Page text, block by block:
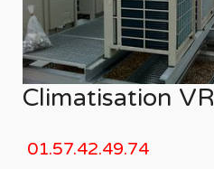
Climatisation
01.57.42.49.74